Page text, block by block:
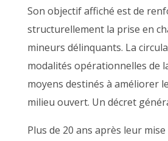
Son objectif affiché est de
structurellement la prise en
mineurs délinquants. La
modalités opérationnelles de
moyens destinés à améliorer
milieu ouvert. Un décret
Plus de 20 ans après leur mise